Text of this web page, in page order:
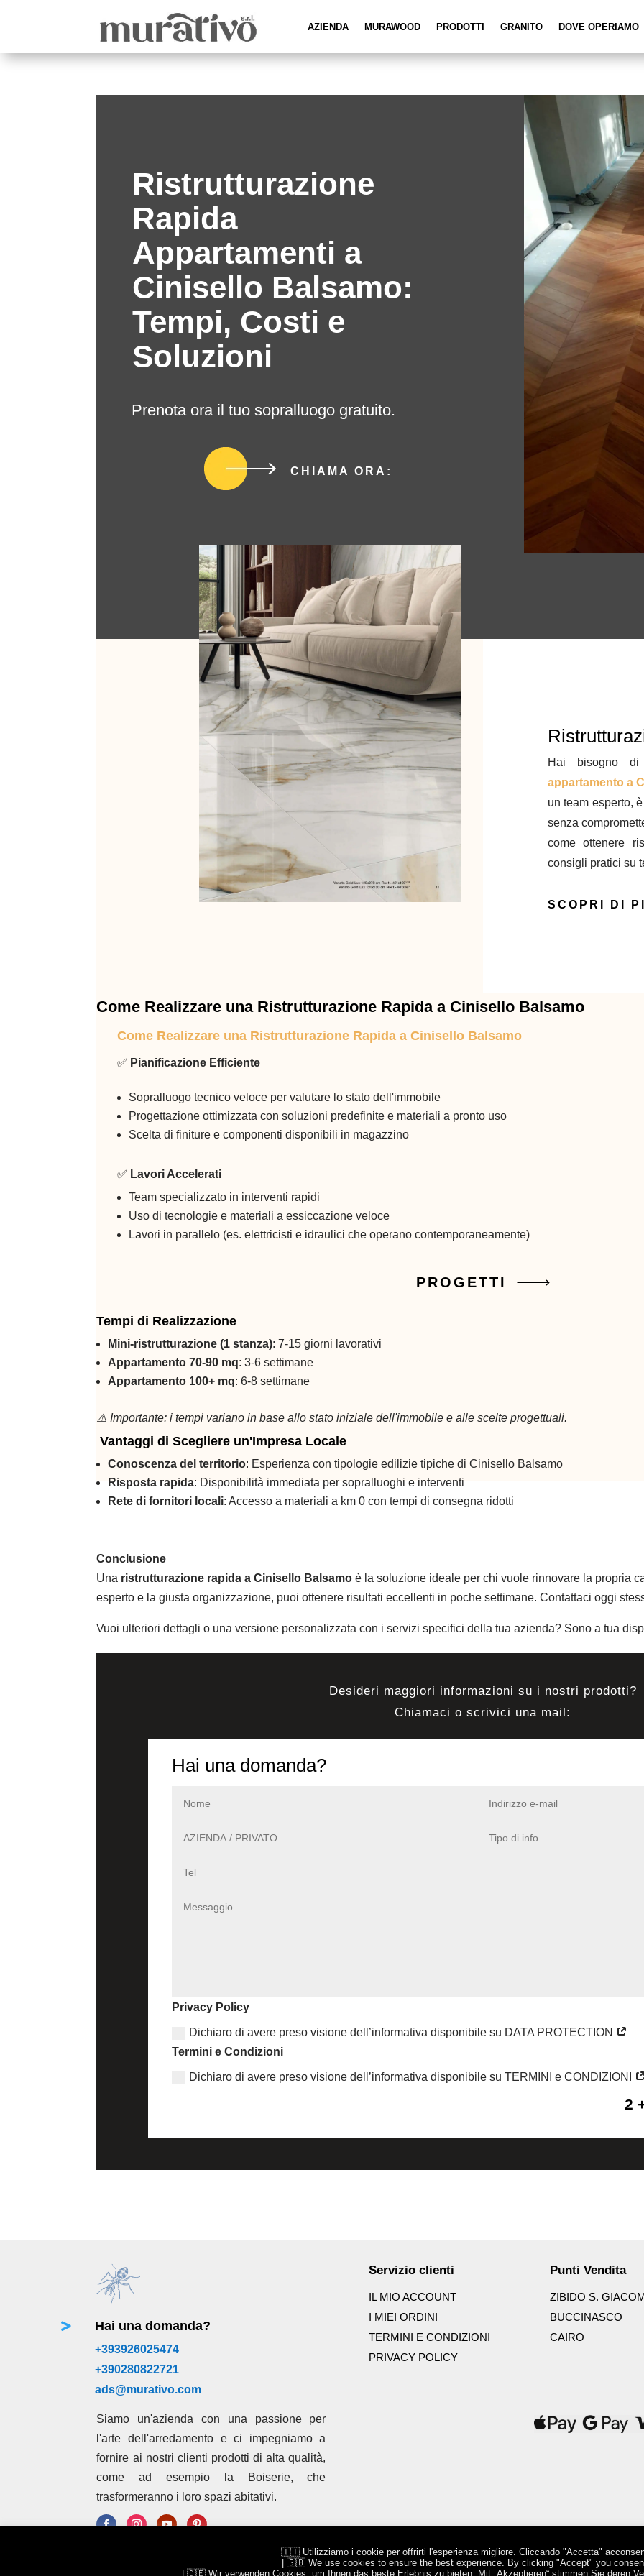
AZIENDA MURAWOOD PRODOTTI GRANITO DOVE OPERIAMO
Ristrutturazione
Rapida
Appartamenti a
Cinisello Balsamo:
Tempi, Costi e
Soluzioni
Prenota ora il tuo sopralluogo gratuito.
CHIAMA ORA:
Hai bisogno
appartamento a
un team esperto,
senza
come ottenere
consigli pratici su
SCOPRI DI
Come Realizzare una Ristrutturazione Rapida a Cinisello Balsamo
Come Realizzare una Ristrutturazione Rapida a Cinisello Balsamo
✅ Pianificazione Efficiente
Sopralluogo tecnico veloce per valutare lo stato dell'immobile
Progettazione ottimizzata con soluzioni predefinite e materiali a pronto uso
Scelta di finiture e componenti disponibili in magazzino
✅ Lavori Accelerati
Team specializzato in interventi rapidi
Uso di tecnologie e materiali a essiccazione veloce
Lavori in parallelo (es. elettricisti e idraulici che operano contemporaneamente)
PROGETTI
Tempi di Realizzazione
Mini-ristrutturazione (1 stanza): 7-15 giorni lavorativi
Appartamento 70-90 mq: 3-6 settimane
Appartamento 100+ mq: 6-8 settimane
⚠️ Importante: i tempi variano in base allo stato iniziale dell'immobile e alle scelte progettuali.
Vantaggi di Scegliere un'Impresa Locale
Conoscenza del territorio: Esperienza con tipologie edilizie tipiche di Cinisello Balsamo
Risposta rapida: Disponibilità immediata per sopralluoghi e interventi
Rete di fornitori locali: Accesso a materiali a km 0 con tempi di consegna ridotti
Conclusione
Una ristrutturazione rapida a Cinisello Balsamo è la soluzione ideale per chi vuole rinnovare la propria
esperto e la giusta organizzazione, puoi ottenere risultati eccellenti in poche settimane. Contattaci oggi
Vuoi ulteriori dettagli o una versione personalizzata con i servizi specifici della tua azienda? Sono a tua
Desideri maggiori informazioni su i nostri prodotti?
Chiamaci o scrivici una mail:
Hai una domanda?
Privacy Policy
Dichiaro di avere preso visione dell’informativa disponibile su DATA PROTECTION
Termini e Condizioni
Dichiaro di avere preso visione dell’informativa disponibile su TERMINI e CONDIZIONI
2
 Hai una domanda?
+393926025474
+390280822721
ads@murativo.com
Siamo un'azienda con una passione per
l'arte dell'arredamento e ci impegniamo a
fornire ai nostri clienti prodotti di alta qualità,
come ad esempio la Boiserie, che
trasformeranno i loro spazi abitativi.
Servizio clienti
IL MIO ACCOUNT
I MIEI ORDINI
TERMINI E CONDIZIONI
PRIVACY POLICY
Punti Vendita
ZIBIDO S.
BUCCINASCO
CAIRO
Copyright 2023 | Designed by Murativo Decorazioni | P.IVA: 12836750963 | Viale Longarone, 31 - 20058 Zibido San Giacomo - MI
🇮🇹 Utilizziamo i cookie per offrirti l'esperienza migliore. Cliccando "Accetta"
| 🇬🇧 We use cookies to ensure the best experience. By clicking "Accept" you
| 🇩🇪 Wir verwenden Cookies, um Ihnen das beste Erlebnis zu bieten. Mit „Akzeptieren“ stimmen Sie deren